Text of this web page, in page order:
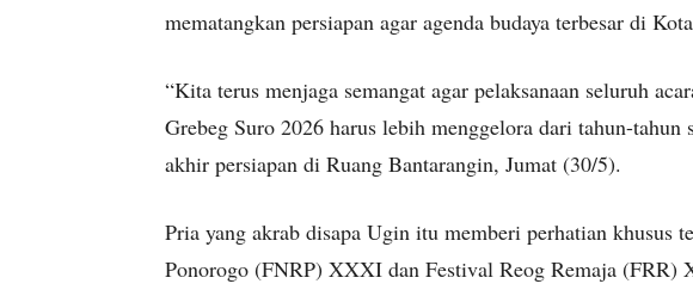
mematangkan persiapan agar agenda budaya terbesar di
“Kita terus menjaga semangat agar pelaksanaan seluruh
Grebeg Suro 2026 harus lebih menggelora dari tahun-tahun
akhir persiapan di Ruang Bantarangin, Jumat (30/5).
Pria yang akrab disapa Ugin itu memberi perhatian khusus
Ponorogo (FNRP) XXXI dan Festival Reog Remaja (FRR)